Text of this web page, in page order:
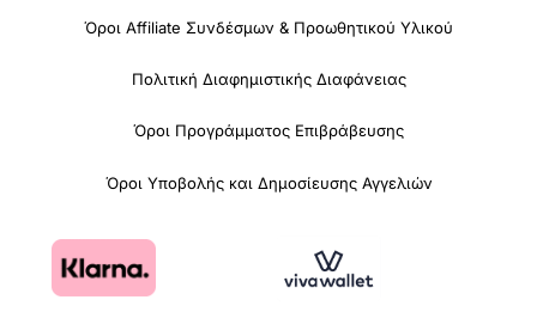
Όροι Affiliate Συνδέσμων & Προωθητικού Υλικού
Πολιτική Διαφημιστικής Διαφάνειας
Όροι Προγράμματος Επιβράβευσης
Όροι Υποβολής και Δημοσίευσης Αγγελιών